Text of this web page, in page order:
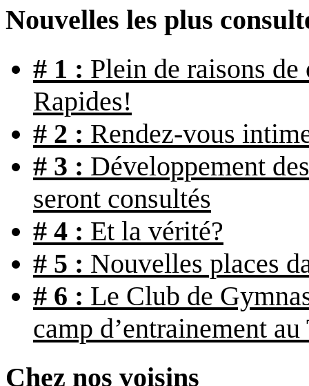
Nouvelles les plus
# 1 : Plein de raisons de
Rapides!
# 2 : Rendez-vous
# 3 : Développement
seront consultés
# 4 : Et la vérité?
# 5 : Nouvelles places
# 6 : Le Club de
camp d’entrainement au
Chez nos voisins